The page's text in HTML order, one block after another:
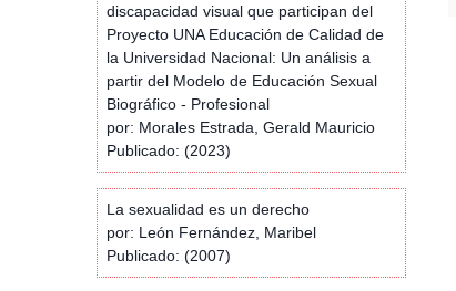
discapacidad visual que participan del
Proyecto UNA Educación de Calidad de
la Universidad Nacional: Un análisis a
partir del Modelo de Educación Sexual
Biográfico - Profesional
por: Morales Estrada, Gerald Mauricio
Publicado: (2023)
La sexualidad es un derecho
por: León Fernández, Maribel
Publicado: (2007)